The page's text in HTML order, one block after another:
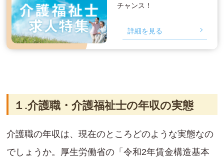
チャンス！
詳細を見る
１.介護職・介護福祉士の年収の実態
介護職の年収は、現在のところどのような実態なの
でしょうか。厚生労働省の「令和2年賃金構造基本